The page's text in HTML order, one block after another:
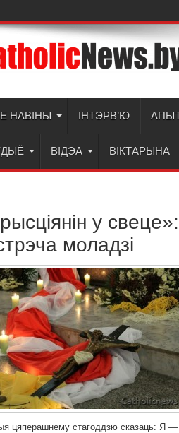
НАВІНЫ ІНТЭРВ’Ю
ВІДЭА ВІКТАРЫНА
у
моладзі
цяперашнему стагоддзю сказаць: Я —